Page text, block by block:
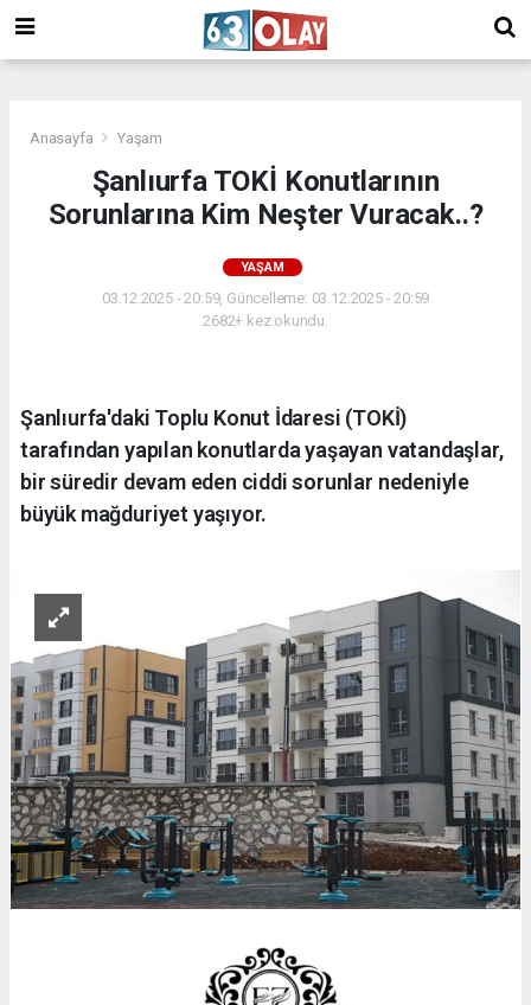
Anasayfa Yaşam
Şanlıurfa TOKİ Konutlarının
Sorunlarına Kim Neşter Vuracak..?
YAŞAM
03.12.2025 - 20:59, Güncelleme: 03.12.2025 - 20:59
2682+ kez okundu.
Şanlıurfa'daki Toplu Konut İdaresi (TOKİ)
tarafından yapılan konutlarda yaşayan vatandaşlar,
bir süredir devam eden ciddi sorunlar nedeniyle
büyük mağduriyet yaşıyor.